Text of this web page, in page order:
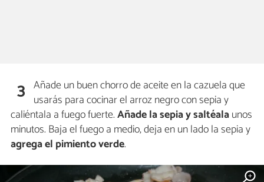
3 Añade un buen chorro de aceite en la cazuela que
usarás para cocinar el arroz negro con sepia y
caliéntala a fuego fuerte.Añade la sepia y saltéalaunos
minutos. Baja el fuego a medio, deja en un lado la sepia y
agrega el pimiento verde.